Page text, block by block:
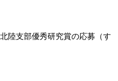
陸支部優秀研究賞の応募（す